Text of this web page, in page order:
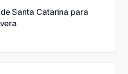
Santa Catarina para